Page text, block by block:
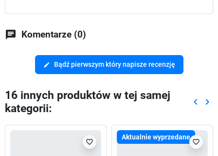
chat Komentarze (0)
edit Bądź pierwszym który napisze recenzję
16 innych produktów w tej samej
kategorii:
keyboard_arrow_left keyboard_arrow_right
favorite_border
Aktualnie wyprzedane
favorite_border